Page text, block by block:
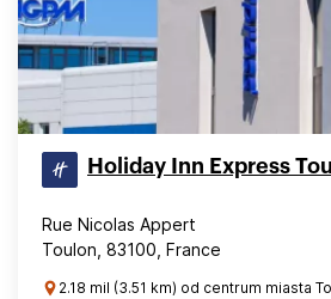
Holiday Inn Express
Rue Nicolas Appert
Toulon, 83100, France
2.18 mil (3.51 km) od centrum miasta